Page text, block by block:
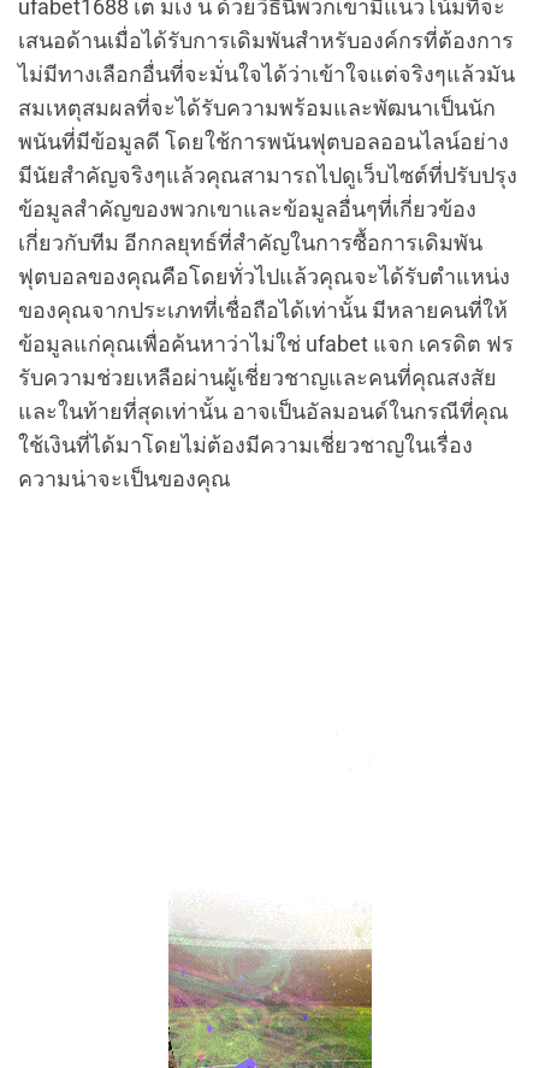
ufabet1688 เต มเง น ด้วยวิธีนี้พวกเขามีแนวโน้มที่จะ
เสนอด้านเมื่อได้รับการเดิมพันสำหรับองค์กรที่ต้องการ
ไม่มีทางเลือกอื่นที่จะมั่นใจได้ว่าเข้าใจแต่จริงๆแล้วมัน
สมเหตุสมผลที่จะได้รับความพร้อมและพัฒนาเป็นนัก
พนันที่มีข้อมูลดี โดยใช้การพนันฟุตบอลออนไลน์อย่าง
มีนัยสำคัญจริงๆแล้วคุณสามารถไปดูเว็บไซต์ที่ปรับปรุง
ข้อมูลสำคัญของพวกเขาและข้อมูลอื่นๆที่เกี่ยวข้อง
เกี่ยวกับทีม อีกกลยุทธ์ที่สำคัญในการซื้อการเดิมพัน
ฟุตบอลของคุณคือโดยทั่วไปแล้วคุณจะได้รับตำแหน่ง
ของคุณจากประเภทที่เชื่อถือได้เท่านั้น มีหลายคนที่ให้
ข้อมูลแก่คุณเพื่อค้นหาว่าไม่ใช่ ufabet แจก เครดิต ฟร
รับความช่วยเหลือผ่านผู้เชี่ยวชาญและคนที่คุณสงสัย
และในท้ายที่สุดเท่านั้น อาจเป็นอัลมอนด์ในกรณีที่คุณ
ใช้เงินที่ได้มาโดยไม่ต้องมีความเชี่ยวชาญในเรื่อง
ความน่าจะเป็นของคุณ